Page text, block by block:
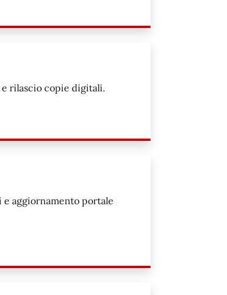
rilascio copie digitali.
aggiornamento portale